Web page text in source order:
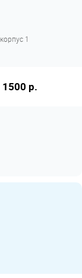
1
1500 р.